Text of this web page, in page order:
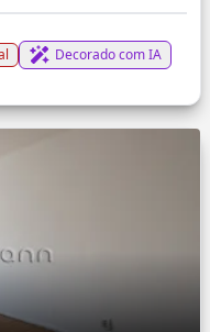
Decorado com IA